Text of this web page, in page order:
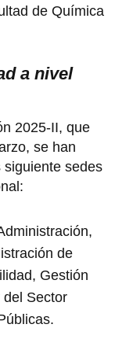
de Química
a nivel
2025-II, que
se han
sedes
de
Gestión
del Sector